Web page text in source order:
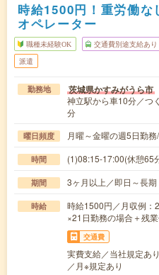
時給1500円！重労働
オペレーター
職種未経験OK 交通費別途支給あり
派遣
勤務地 茨城県かすみがうら市
神立駅から車10分／つ
分
曜日頻度 月曜～金曜の週5日勤
時間 (1)08:15-17:00(休憩65
期間 3ヶ月以上／即日～長期
時給
時給1500円／月収例
×21日勤務の場合＋残
交通費
実費支給／当社規定あ
／月※規定あり